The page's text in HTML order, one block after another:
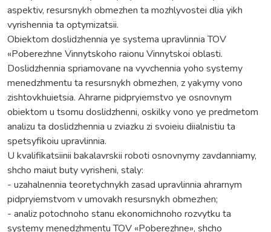
aspektiv, resursnykh obmezhen ta mozhlyvostei dlia yikh
vyrishennia ta optymizatsii.
Obiektom doslidzhennia ye systema upravlinnia TOV
«Poberezhne Vinnytskoho raionu Vinnytskoi oblasti.
Doslidzhennia spriamovane na vyvchennia yoho systemy
menedzhmentu ta resursnykh obmezhen, z yakymy vono
zishtovkhuietsia. Ahrarne pidpryiemstvo ye osnovnym
obiektom u tsomu doslidzhenni, oskilky vono ye predmetom
analizu ta doslidzhennia u zviazku zi svoieiu diialnistiu ta
spetsyfikoiu upravlinnia.
U kvalifikatsiinii bakalavrskii roboti osnovnymy zavdanniamy,
shcho maiut buty vyrisheni, staly:
- uzahalnennia teoretychnykh zasad upravlinnia ahrarnym
pidpryiemstvom v umovakh resursnykh obmezhen;
- analiz potochnoho stanu ekonomichnoho rozvytku ta
systemy menedzhmentu TOV «Poberezhne», shcho